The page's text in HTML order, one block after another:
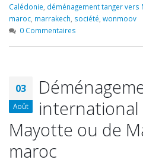
Calédonie déménagement tanger vers
maroc marrakech société wonmoov
0 Commentaires
03
Août
international
Mayotte ou de
maroc